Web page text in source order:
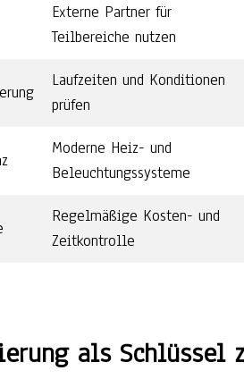
Externe Partner für
Teilbereiche nutzen
Laufzeiten und Konditionen
prüfen
Moderne Heiz- und
Beleuchtungssysteme
Regelmäßige Kosten- und
Zeitkontrolle
als Schlüssel